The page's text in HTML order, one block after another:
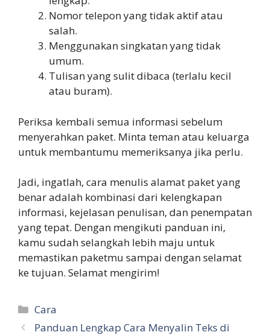
Nomor telepon yang tidak aktif atau
salah.
Menggunakan singkatan yang tidak
umum.
Tulisan yang sulit dibaca (terlalu kecil
atau buram).
Periksa kembali semua informasi sebelum
menyerahkan paket. Minta teman atau keluarga
untuk membantumu memeriksanya jika perlu.
Jadi, ingatlah, cara menulis alamat paket yang
benar adalah kombinasi dari kelengkapan
informasi, kejelasan penulisan, dan penempatan
yang tepat. Dengan mengikuti panduan ini,
kamu sudah selangkah lebih maju untuk
memastikan paketmu sampai dengan selamat
ke tujuan. Selamat mengirim!
Categories
Cara
Panduan Lengkap Cara Menyalin Teks di